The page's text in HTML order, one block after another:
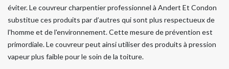
éviter. Le couvreur charpentier professionnel à Andert Et Condon
substitue ces produits par d’autres qui sont plus respectueux de
l'homme et de l'environnement. Cette mesure de prévention est
primordiale. Le couvreur peut ainsi utiliser des produits à pression
vapeur plus faible pour le soin de la toiture.